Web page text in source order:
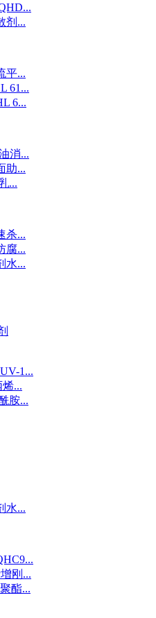
剂...
平...
61...
6...
消...
助...
...
杀...
腐...
水...
1...
...
胺...
水...
刚...
酯...